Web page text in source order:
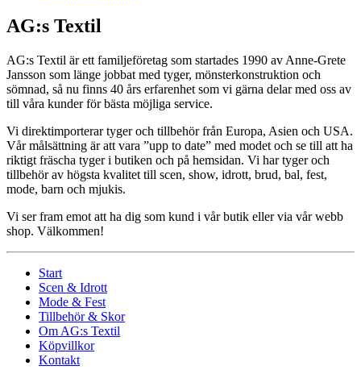
AG:s Textil
AG:s Textil är ett familjeföretag som startades 1990 av Anne-Grete
Jansson som länge jobbat med tyger, mönsterkonstruktion och
sömnad, så nu finns 40 års erfarenhet som vi gärna delar med oss av
till våra kunder för bästa möjliga service.
Vi direktimporterar tyger och tillbehör från Europa, Asien och USA.
Vår målsättning är att vara ”upp to date” med modet och se till att ha
riktigt fräscha tyger i butiken och på hemsidan. Vi har tyger och
tillbehör av högsta kvalitet till scen, show, idrott, brud, bal, fest,
mode, barn och mjukis.
Vi ser fram emot att ha dig som kund i vår butik eller via vår webb
shop. Välkommen!
Start
Scen & Idrott
Mode & Fest
Tillbehör & Skor
Om AG:s Textil
Köpvillkor
Kontakt